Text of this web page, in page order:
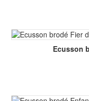
Ecusson